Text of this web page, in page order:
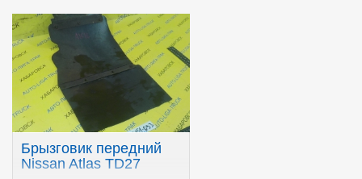
Брызговик передний
Nissan Atlas TD27